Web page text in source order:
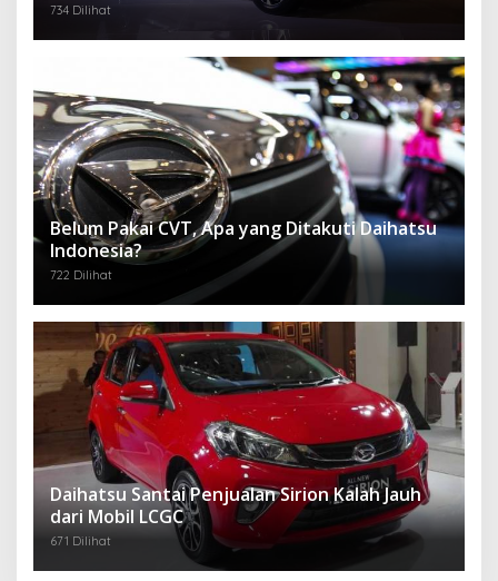
734 Dilihat
Belum Pakai CVT, Apa yang Ditakuti Daihatsu
Indonesia?
722 Dilihat
Daihatsu Santai Penjualan Sirion Kalah Jauh
dari Mobil LCGC
671 Dilihat